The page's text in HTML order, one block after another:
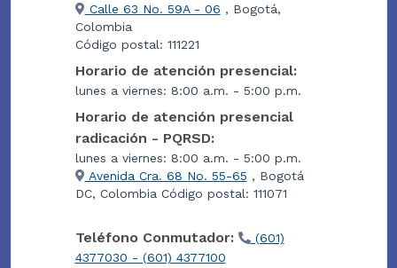
Calle 63 No. 59A - 06 , Bogotá,
Colombia
Código postal: 111221
Horario de atención presencial:
lunes a viernes: 8:00 a.m. - 5:00 p.m.
Horario de atención presencial
radicación - PQRSD:
lunes a viernes: 8:00 a.m. - 5:00 p.m.
Avenida Cra. 68 No. 55-65 , Bogotá
DC, Colombia Código postal: 111071
Teléfono Conmutador:
(601)
4377030 - (601) 4377100